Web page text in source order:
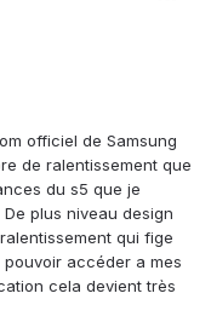
officiel de Samsung
de ralentissement que
du s5 que je
plus niveau design
qui fige
pouvoir accéder a mes
cela devient très